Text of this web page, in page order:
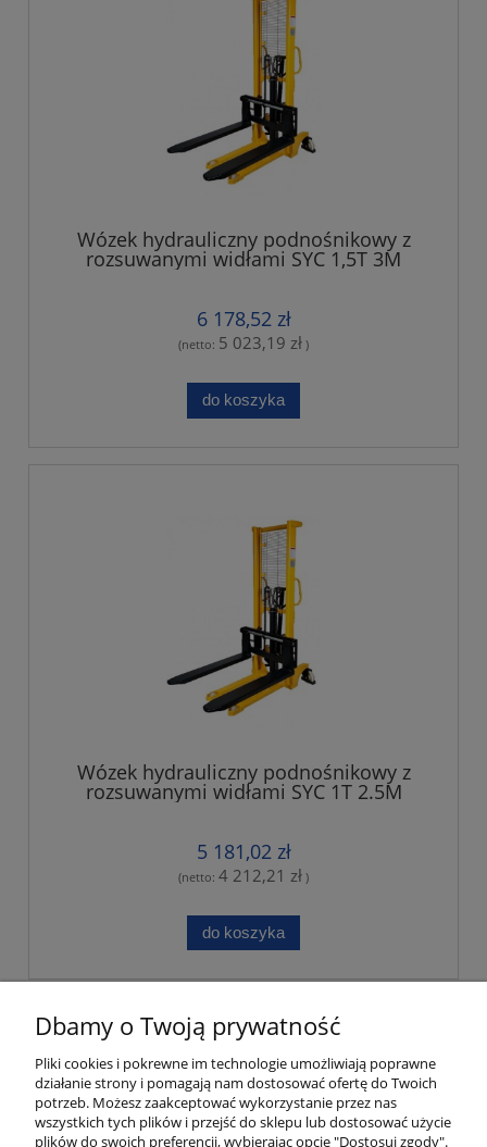
Wózek hydrauliczny podnośnikowy z
rozsuwanymi widłami SYC 1,5T 3M
6 178,52 zł
(netto: 5 023,19 zł )
do koszyka
Wózek hydrauliczny podnośnikowy z
rozsuwanymi widłami SYC 1T 2.5M
5 181,02 zł
(netto: 4 212,21 zł )
do koszyka
«
Moje konto
Płatności i dostawa
Dbamy o Twoją prywatność
Pliki cookies i pokrewne im technologie umożliwiają poprawne
działanie strony i pomagają nam dostosować ofertę do Twoich
potrzeb. Możesz zaakceptować wykorzystanie przez nas
wszystkich tych plików i przejść do sklepu lub dostosować użycie
plików do swoich preferencji, wybierając opcję "Dostosuj zgody".